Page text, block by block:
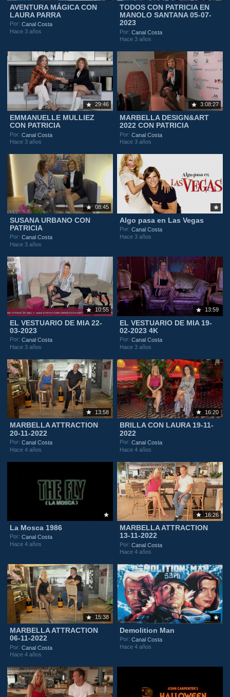
AVENTURA MÁGICA CON
LAURA PARRA
Por:Canal Costa
Hace 3 años
TODOS CON PATRICIA EN
MANOLO SANTANA 05-07-
2023
Por:Canal Costa
Hace 3 años
29:46
EMMANUELLE MULLIEZ
CON PATRICIA
Por:Canal Costa
Hace 3 años
3:08:27
MARBELLA DESIGN&ART
2022 CON PATRICIA
Por:Canal Costa
Hace 3 años
08:45
SUSANA URBANO CON
PATRICIA
Por:Canal Costa
Hace 3 años
Algo pasa en Las Vegas
Por:Canal Costa
Hace 3 años
10:55
EL VESTUARIO DE MIA 22-
03-2023
Por:Canal Costa
Hace 3 años
13:59
EL VESTUARIO DE MIA 19-
02-2023 4K
Por:Canal Costa
Hace 3 años
13:58
MARBELLA ATTRACTION
20-11-2022
Por:Canal Costa
Hace 4 años
16:20
BRILLA CON LAURA 19-11-
2022
Por:Canal Costa
Hace 4 años
La Mosca 1986
Por:Canal Costa
Hace 4 años
16:26
MARBELLA ATTRACTION
13-11-2022
Por:Canal Costa
Hace 4 años
15:38
MARBELLA ATTRACTION
06-11-2022
Por:Canal Costa
Hace 4 años
Demolition Man
Por:Canal Costa
Hace 4 años